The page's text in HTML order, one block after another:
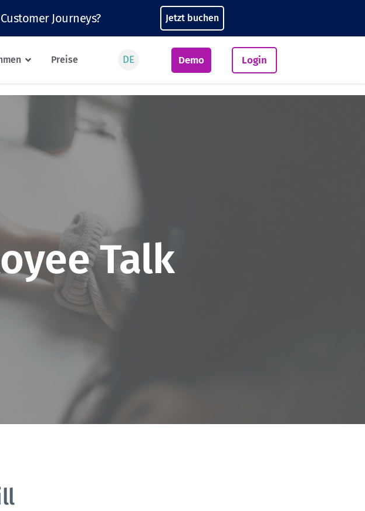
Journeys? Jetzt buchen
Preise DE Demo Login
Talk